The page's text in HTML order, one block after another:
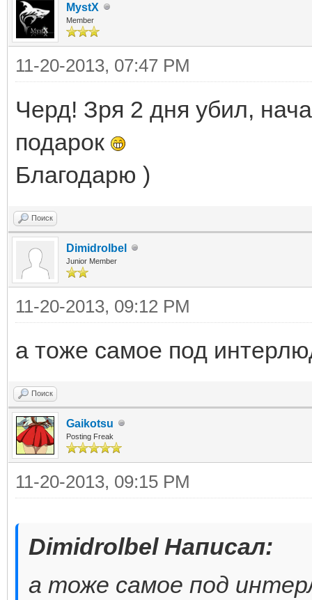
MystX
Member
11-20-2013, 07:47 PM
Черд! Зря 2 дня убил,
подарок
Благодарю )
Поиск
Dimidrolbel
Junior Member
11-20-2013, 09:12 PM
а тоже самое под
Поиск
Gaikotsu
Posting Freak
11-20-2013, 09:15 PM
Dimidrolbel Написал:
а тоже самое под